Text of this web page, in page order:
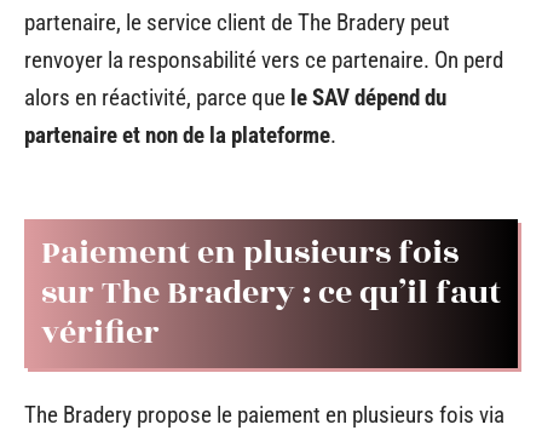
partenaire, le service client de The Bradery peut
renvoyer la responsabilité vers ce partenaire. On perd
alors en réactivité, parce que le SAV dépend du
partenaire et non de la plateforme.
Paiement en plusieurs fois
sur The Bradery : ce qu’il faut
vérifier
The Bradery propose le paiement en plusieurs fois via